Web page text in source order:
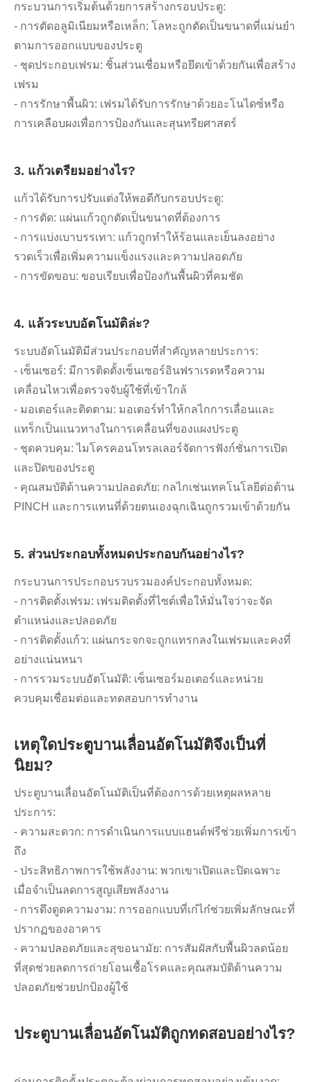
กระบวนการเริ่มต้นด้วยการสร้างกรอบประตู:
- การตัดอลูมิเนียมหรือเหล็ก: โลหะถูกตัดเป็นขนาดที่แม่นยำ
ตามการออกแบบของประตู
- ชุดประกอบเฟรม: ชิ้นส่วนเชื่อมหรือยึดเข้าด้วยกันเพื่อสร้าง
เฟรม
- การรักษาพื้นผิว: เฟรมได้รับการรักษาด้วยอะโนไดซ์หรือ
การเคลือบผงเพื่อการป้องกันและสุนทรียศาสตร์
3. แก้วเตรียมอย่างไร?
แก้วได้รับการปรับแต่งให้พอดีกับกรอบประตู:
- การตัด: แผ่นแก้วถูกตัดเป็นขนาดที่ต้องการ
- การแบ่งเบาบรรเทา: แก้วถูกทำให้ร้อนและเย็นลงอย่าง
รวดเร็วเพื่อเพิ่มความแข็งแรงและความปลอดภัย
- การขัดขอบ: ขอบเรียบเพื่อป้องกันพื้นผิวที่คมชัด
4. แล้วระบบอัตโนมัติล่ะ?
ระบบอัตโนมัติมีส่วนประกอบที่สำคัญหลายประการ:
- เซ็นเซอร์: มีการติดตั้งเซ็นเซอร์อินฟราเรดหรือความ
เคลื่อนไหวเพื่อตรวจจับผู้ใช้ที่เข้าใกล้
- มอเตอร์และติดตาม: มอเตอร์ทำให้กลไกการเลื่อนและ
แทร็กเป็นแนวทางในการเคลื่อนที่ของแผงประตู
- ชุดควบคุม: ไมโครคอนโทรลเลอร์จัดการฟังก์ชั่นการเปิด
และปิดของประตู
- คุณสมบัติด้านความปลอดภัย: กลไกเช่นเทคโนโลยีต่อต้าน
PINCH และการแทนที่ด้วยตนเองฉุกเฉินถูกรวมเข้าด้วยกัน
5. ส่วนประกอบทั้งหมดประกอบกันอย่างไร?
กระบวนการประกอบรวบรวมองค์ประกอบทั้งหมด:
- การติดตั้งเฟรม: เฟรมติดตั้งที่ไซต์เพื่อให้มั่นใจว่าจะจัด
ตำแหน่งและปลอดภัย
- การติดตั้งแก้ว: แผ่นกระจกจะถูกแทรกลงในเฟรมและคงที่
อย่างแน่นหนา
- การรวมระบบอัตโนมัติ: เซ็นเซอร์มอเตอร์และหน่วย
ควบคุมเชื่อมต่อและทดสอบการทำงาน
เหตุใดประตูบานเลื่อนอัตโนมัติจึงเป็นที่
นิยม?
ประตูบานเลื่อนอัตโนมัติเป็นที่ต้องการด้วยเหตุผลหลาย
ประการ:
- ความสะดวก: การดำเนินการแบบแฮนด์ฟรีช่วยเพิ่มการเข้า
ถึง
- ประสิทธิภาพการใช้พลังงาน: พวกเขาเปิดและปิดเฉพาะ
เมื่อจำเป็นลดการสูญเสียพลังงาน
- การดึงดูดความงาม: การออกแบบที่เก๋ไก๋ช่วยเพิ่มลักษณะที่
ปรากฏของอาคาร
- ความปลอดภัยและสุขอนามัย: การสัมผัสกับพื้นผิวลดน้อย
ที่สุดช่วยลดการถ่ายโอนเชื้อโรคและคุณสมบัติด้านความ
ปลอดภัยช่วยปกป้องผู้ใช้
ประตูบานเลื่อนอัตโนมัติถูกทดสอบอย่างไร?